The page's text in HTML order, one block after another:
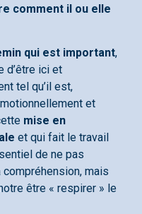
comment il ou elle
qui est important,
d’être ici et
tel qu’il est,
et
mise en
et qui fait le travail
de ne pas
mais
être « respirer » le